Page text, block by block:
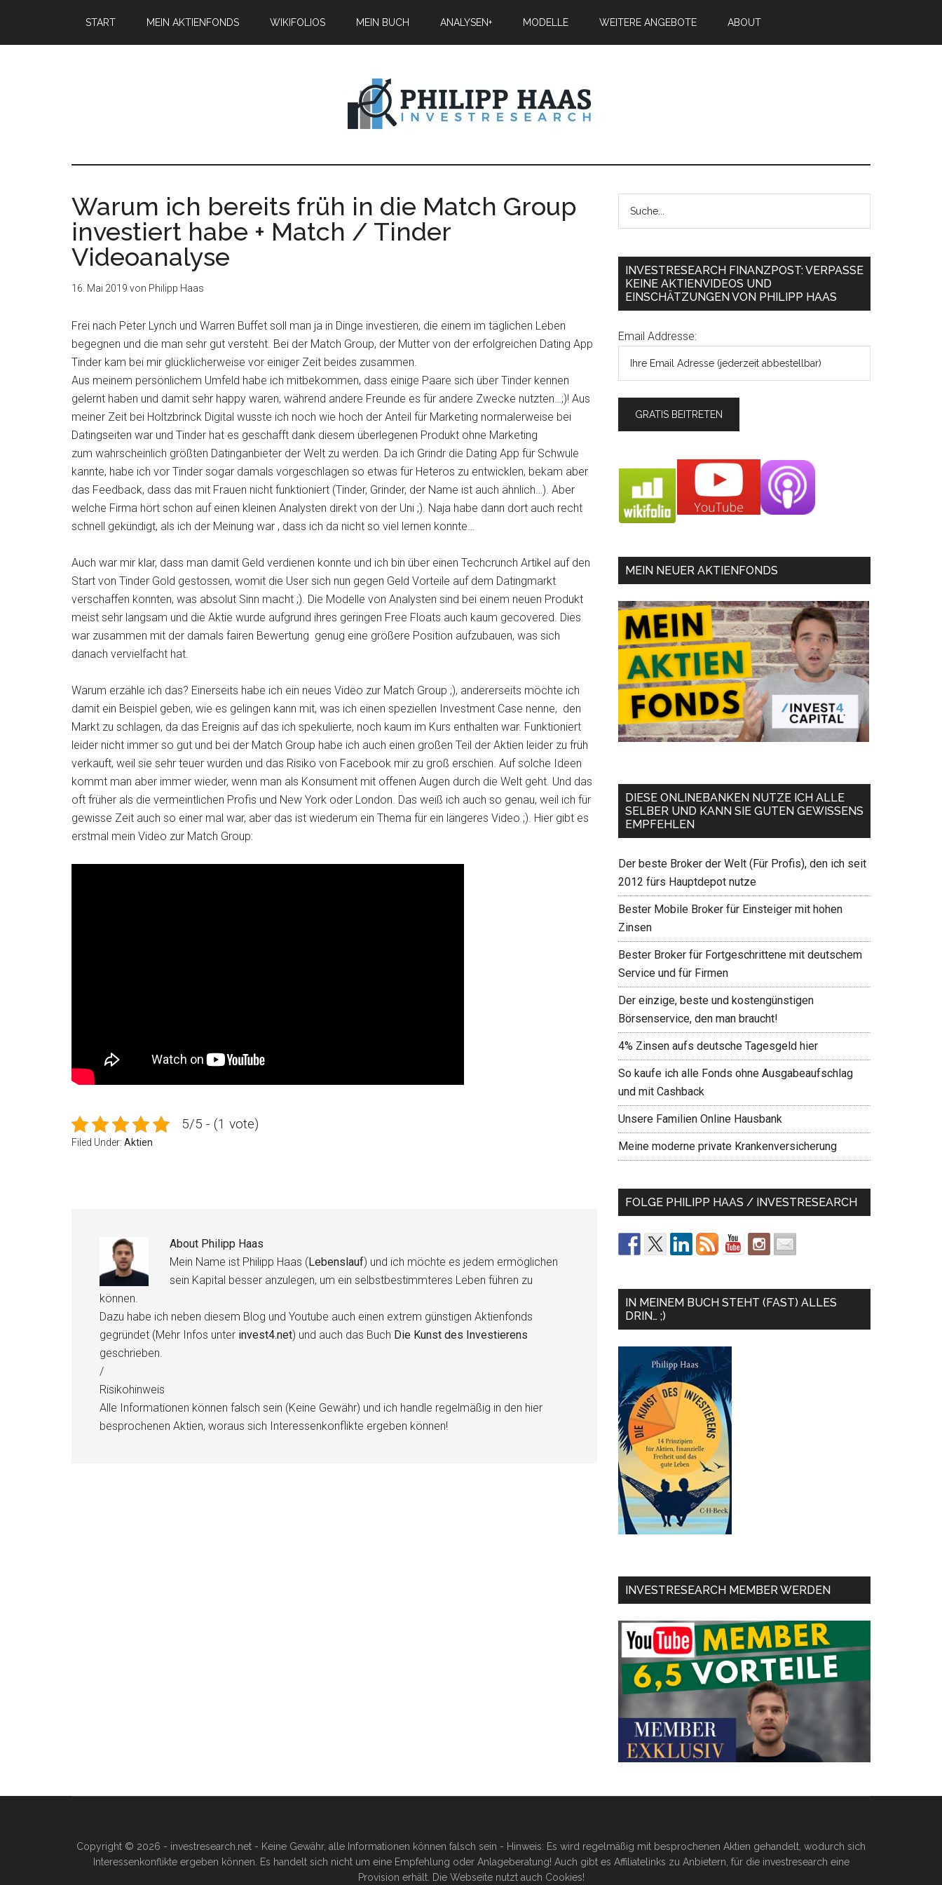
START MEIN AKTIENFONDS WIKIFOLIOS MEIN BUCH ANALYSEN+ MODELLE WEITERE ANGEBOTE ABOUT
Warum ich bereits früh in die Match Group
investiert habe + Match / Tinder
Videoanalyse
16. Mai 2019 von Philipp Haas
Frei nach Peter Lynch und Warren Buffet soll man ja in Dinge investieren, die einem im täglichen Leben
begegnen und die man sehr gut versteht. Bei der Match Group, der Mutter von der erfolgreichen Dating App
Tinder kam bei mir glücklicherweise vor einiger Zeit beides zusammen.
Aus meinem persönlichem Umfeld habe ich mitbekommen, dass einige Paare sich über Tinder kennen
gelernt haben und damit sehr happy waren, während andere Freunde es für andere Zwecke nutzten…;)! Aus
meiner Zeit bei Holtzbrinck Digital wusste ich noch wie hoch der Anteil für Marketing normalerweise bei
Datingseiten war und Tinder hat es geschafft dank diesem überlegenen Produkt ohne Marketing
zum wahrscheinlich größten Datinganbieter der Welt zu werden. Da ich Grindr die Dating App für Schwule
kannte, habe ich vor Tinder sogar damals vorgeschlagen so etwas für Heteros zu entwicklen, bekam aber
das Feedback, dass das mit Frauen nicht funktioniert (Tinder, Grinder, der Name ist auch ähnlich…). Aber
welche Firma hört schon auf einen kleinen Analysten direkt von der Uni ;). Naja habe dann dort auch recht
schnell gekündigt, als ich der Meinung war , dass ich da nicht so viel lernen konnte…
Auch war mir klar, dass man damit Geld verdienen konnte und ich bin über einen Techcrunch Artikel auf den
Start von Tinder Gold gestossen, womit die User sich nun gegen Geld Vorteile auf dem Datingmarkt
verschaffen konnten, was absolut Sinn macht ;). Die Modelle von Analysten sind bei einem neuen Produkt
meist sehr langsam und die Aktie wurde aufgrund ihres geringen Free Floats auch kaum gecovered. Dies
war zusammen mit der damals fairen Bewertung genug eine größere Position aufzubauen, was sich
danach vervielfacht hat.
Warum erzähle ich das? Einerseits habe ich ein neues Video zur Match Group ;), andererseits möchte ich
damit ein Beispiel geben, wie es gelingen kann mit, was ich einen speziellen Investment Case nenne, den
Markt zu schlagen, da das Ereignis auf das ich spekulierte, noch kaum im Kurs enthalten war. Funktioniert
leider nicht immer so gut und bei der Match Group habe ich auch einen großen Teil der Aktien leider zu früh
verkauft, weil sie sehr teuer wurden und das Risiko von Facebook mir zu groß erschien. Auf solche Ideen
kommt man aber immer wieder, wenn man als Konsument mit offenen Augen durch die Welt geht. Und das
oft früher als die vermeintlichen Profis und New York oder London. Das weiß ich auch so genau, weil ich für
gewisse Zeit auch so einer mal war, aber das ist wiederum ein Thema für ein längeres Video ;). Hier gibt es
erstmal mein Video zur Match Group:
5/5 - (1 vote)
Filed Under: Aktien
About Philipp Haas
Mein Name ist Philipp Haas (Lebenslauf) und ich möchte es jedem ermöglichen
sein Kapital besser anzulegen, um ein selbstbestimmteres Leben führen zu
können.
Dazu habe ich neben diesem Blog und Youtube auch einen extrem günstigen Aktienfonds
gegründet (Mehr Infos unter invest4.net) und auch das Buch Die Kunst des Investierens
geschrieben.
/
Risikohinweis
Alle Informationen können falsch sein (Keine Gewähr) und ich handle regelmäßig in den hier
besprochenen Aktien, woraus sich Interessenkonflikte ergeben können!
INVESTRESEARCH FINANZPOST: VERPASSE
KEINE AKTIENVIDEOS UND
EINSCHÄTZUNGEN VON PHILIPP HAAS
Email Addresse:
MEIN NEUER AKTIENFONDS
DIESE ONLINEBANKEN NUTZE ICH ALLE
SELBER UND KANN SIE GUTEN GEWISSENS
EMPFEHLEN
Der beste Broker der Welt (Für Profis), den ich seit
2012 fürs Hauptdepot nutze
Bester Mobile Broker für Einsteiger mit hohen
Zinsen
Bester Broker für Fortgeschrittene mit deutschem
Service und für Firmen
Der einzige, beste und kostengünstigen
Börsenservice, den man braucht!
4% Zinsen aufs deutsche Tagesgeld hier
So kaufe ich alle Fonds ohne Ausgabeaufschlag
und mit Cashback
Unsere Familien Online Hausbank
Meine moderne private Krankenversicherung
FOLGE PHILIPP HAAS / INVESTRESEARCH
IN MEINEM BUCH STEHT (FAST) ALLES
DRIN… ;)
INVESTRESEARCH MEMBER WERDEN
Copyright © 2026 - investresearch.net - Keine Gewähr, alle Informationen können falsch sein - Hinweis: Es wird regelmäßig mit besprochenen Aktien gehandelt, wodurch sich
Interessenkonflikte ergeben können. Es handelt sich nicht um eine Empfehlung oder Anlageberatung! Auch gibt es Affiliatelinks zu Anbietern, für die investresearch eine
Provision erhält. Die Webseite nutzt auch Cookies!